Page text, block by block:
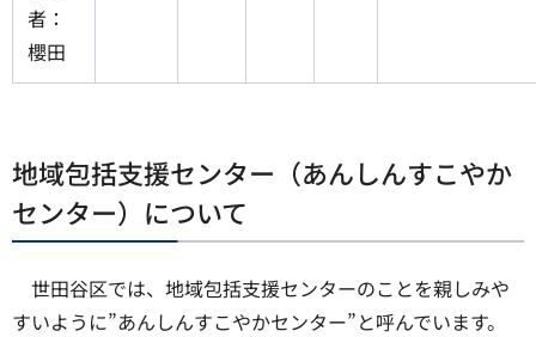
者：
櫻田
地域包括支援センター（あんしんすこやか
センター）について
世田谷区では、地域包括支援センターのことを親しみや
すいように”あんしんすこやかセンター”と呼んでいます。